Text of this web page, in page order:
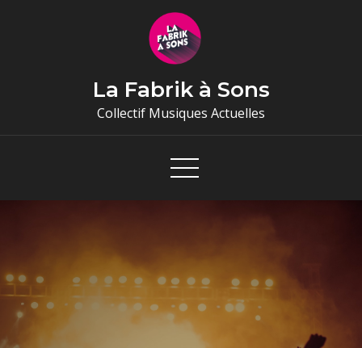
La Fabrik à Sons
Collectif Musiques Actuelles